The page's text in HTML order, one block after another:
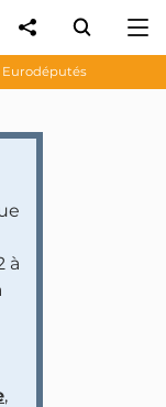
Eurodéputés
à
,